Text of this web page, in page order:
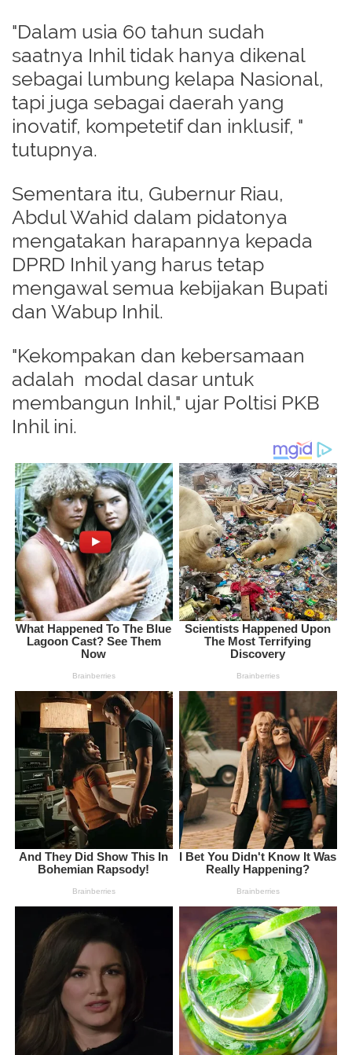
"Dalam usia 60 tahun sudah
saatnya Inhil tidak hanya dikenal
sebagai lumbung kelapa Nasional,
tapi juga sebagai daerah yang
inovatif, kompetetif dan inklusif, "
tutupnya.
Sementara itu, Gubernur Riau,
Abdul Wahid dalam pidatonya
mengatakan harapannya kepada
DPRD Inhil yang harus tetap
mengawal semua kebijakan Bupati
dan Wabup Inhil.
"Kekompakan dan kebersamaan
adalah modal dasar untuk
membangun Inhil," ujar Poltisi PKB
Inhil ini.